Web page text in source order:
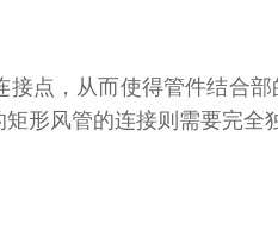
点，从而使得管件结合
形风管的连接则需要完全